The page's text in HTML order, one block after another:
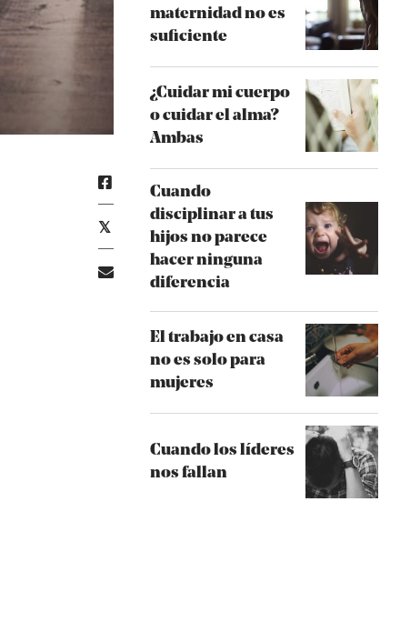
maternidad no es
suficiente
¿Cuidar mi cuerpo
o cuidar el alma?
Ambas
Cuando
disciplinar a tus
hijos no parece
hacer ninguna
diferencia
El trabajo en casa
no es solo para
mujeres
Cuando los líderes
nos fallan